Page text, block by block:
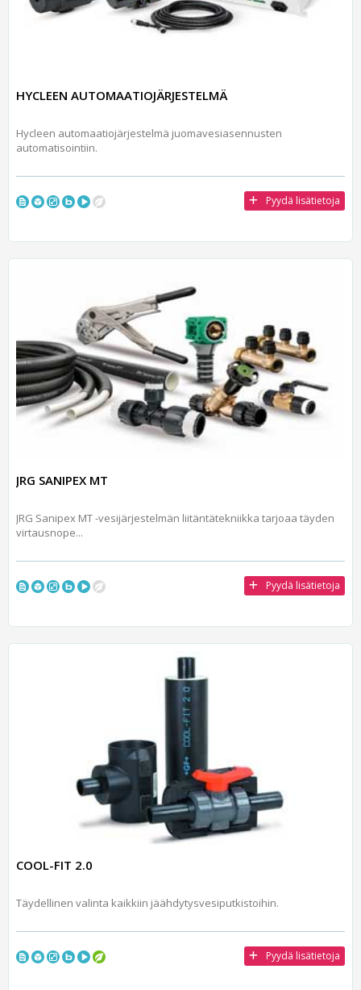
HYCLEEN AUTOMAATIOJÄRJESTELMÄ
Hycleen automaatiojärjestelmä juomavesiasennusten
automatisointiin.
Pyydä lisätietoja
JRG SANIPEX MT
JRG Sanipex MT -vesijärjestelmän liitäntätekniikka tarjoaa täyden
virtausnope...
Pyydä lisätietoja
COOL-FIT 2.0
Täydellinen valinta kaikkiin jäähdytysvesiputkistoihin.
Pyydä lisätietoja